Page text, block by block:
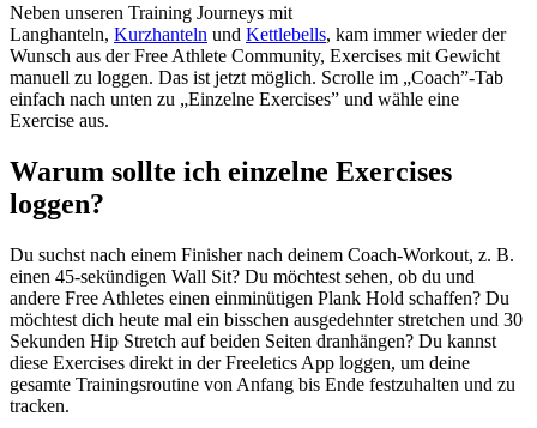
Neben unseren Training Journeys mit
Langhanteln, Kurzhanteln und Kettlebells, kam immer wieder der
Wunsch aus der Free Athlete Community, Exercises mit Gewicht
manuell zu loggen. Das ist jetzt möglich. Scrolle im „Coach”-Tab
einfach nach unten zu „Einzelne Exercises” und wähle eine
Exercise aus.
Warum sollte ich einzelne Exercises
loggen?
Du suchst nach einem Finisher nach deinem Coach-Workout, z. B.
einen 45-sekündigen Wall Sit? Du möchtest sehen, ob du und
andere Free Athletes einen einminütigen Plank Hold schaffen? Du
möchtest dich heute mal ein bisschen ausgedehnter stretchen und 30
Sekunden Hip Stretch auf beiden Seiten dranhängen? Du kannst
diese Exercises direkt in der Freeletics App loggen, um deine
gesamte Trainingsroutine von Anfang bis Ende festzuhalten und zu
tracken.